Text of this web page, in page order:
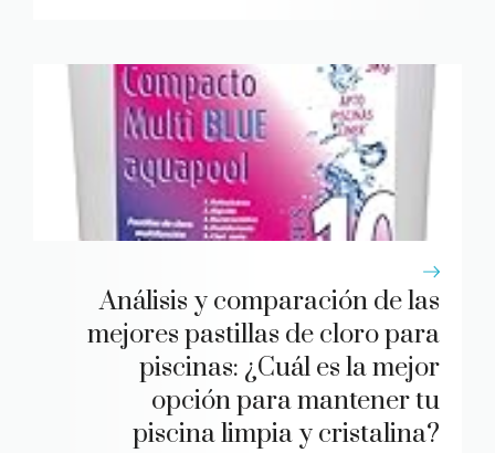
Análisis y comparación de las
mejores pastillas de cloro para
piscinas: ¿Cuál es la mejor
opción para mantener tu
piscina limpia y cristalina?